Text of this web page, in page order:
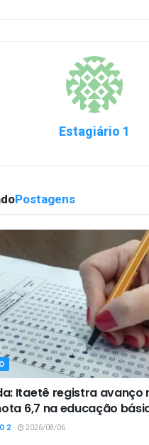
Estagiário 1
Postagens
Itaetê registra avanço
6,7 na educação
2 2026/08/06